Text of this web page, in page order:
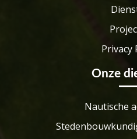
Privacy
Onze
Nautische